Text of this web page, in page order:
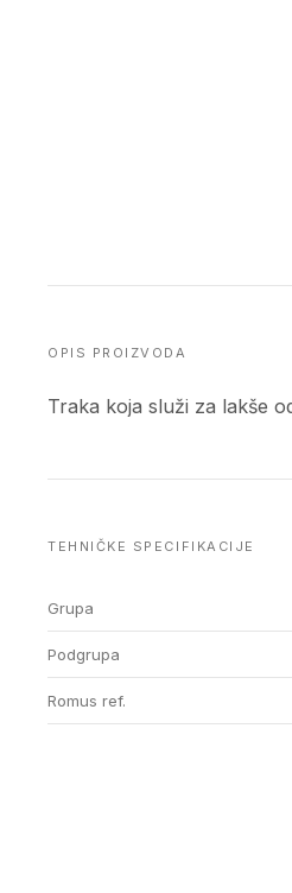
OPIS PROIZVODA
Traka koja služi za lakše
TEHNIČKE SPECIFIKACIJE
Grupa
Podgrupa
Romus ref.